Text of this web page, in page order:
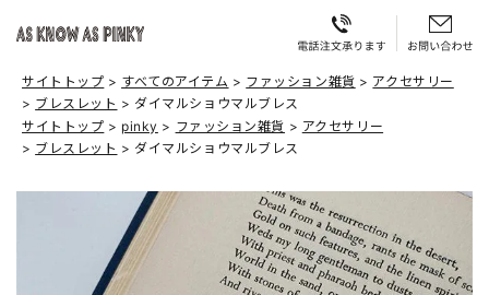
サイトトップ すべてのアイテム ファッション雑貨
アクセサリー
ブレスレット
ダイマルショウマルブレス
サイトトップ
pinky ファッション雑貨
アクセサリー
ブレスレット
ダイマルショウマルブレス